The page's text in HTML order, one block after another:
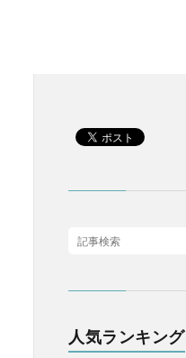
人気ランキング